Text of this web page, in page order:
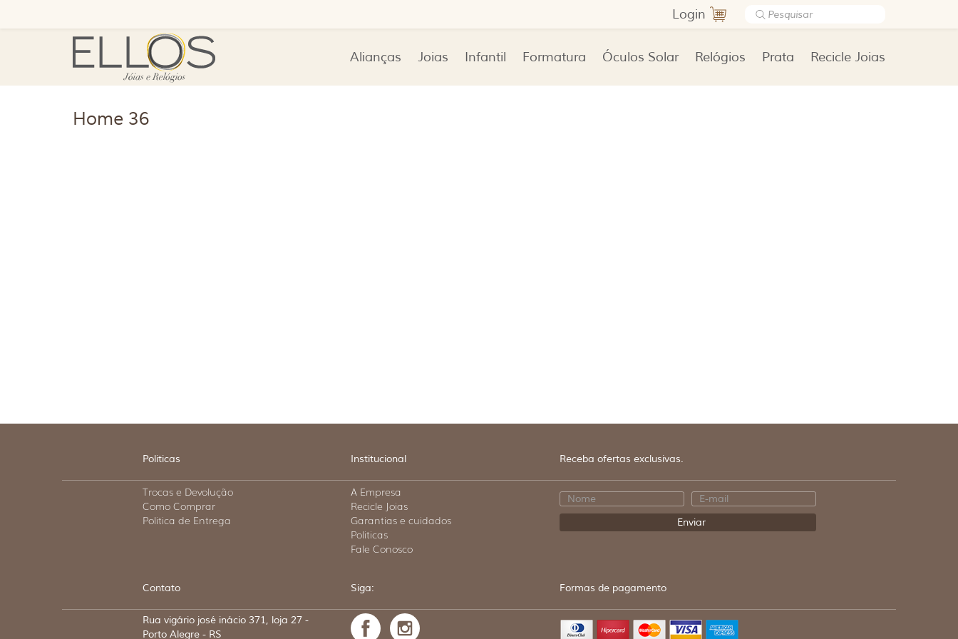
Login
Alianças Joias Infantil Formatura Óculos Solar Relógios Prata Recicle Joias
Home 36
Politicas Institucional Receba ofertas exclusivas.
Trocas e Devolução
Como Comprar
Politica de Entrega
A Empresa
Recicle Joias
Garantias e cuidados
Politicas
Fale Conosco
Contato Siga: Formas de pagamento
Rua vigário josé inácio 371, loja 27 -
Porto Alegre - RS